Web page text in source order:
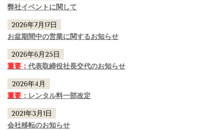
弊社イベントに関して
2026年7月17日
お盆期間中の営業に関するお知らせ
2026年6月25日
重要： 代表取締役社長交代のお知らせ
2026年4月
重要 ：レンタル料一部改定
2021年3月1日
会社移転のお知らせ